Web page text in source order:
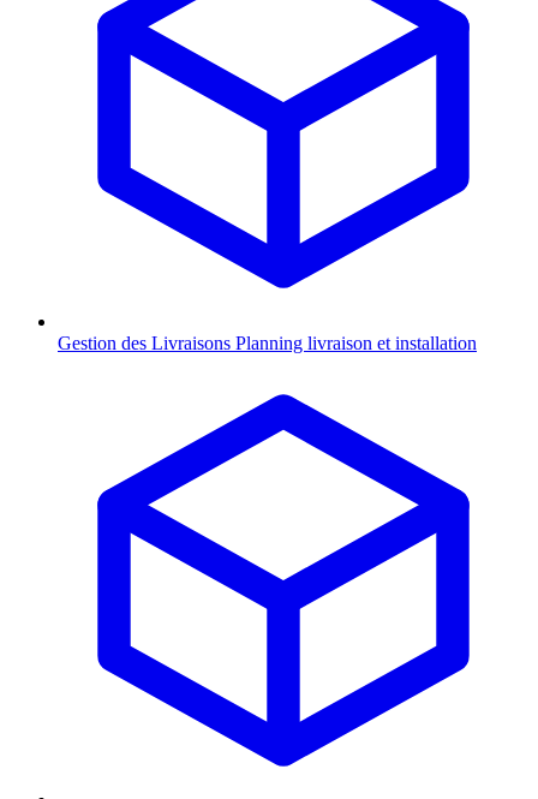
Gestion des Livraisons Planning livraison et installation